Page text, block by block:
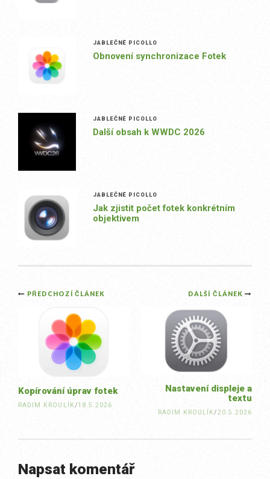
JABLEČNÉ PICOLLO
Obnovení synchronizace Fotek
JABLEČNÉ PICOLLO
Další obsah k WWDC 2026
JABLEČNÉ PICOLLO
Jak zjistit počet fotek konkrétním
objektivem
Post
navigation
DALŠÍ ČLÁNEK
Nastavení displeje a
textu
RADIM KROULÍK/20.5.2026
PŘEDCHOZÍ ČLÁNEK
Kopírování úprav fotek
RADIM KROULÍK/18.5.2026
Napsat komentář